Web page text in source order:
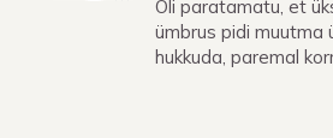
Oli paratamatu, et
ümbrus pidi muutma
hukkuda, paremal